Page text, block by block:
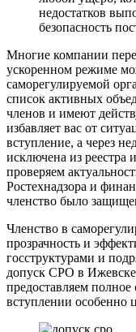
недостатков
безопасность
Многие компании
ускоренном режиме
саморегулируемой
список активных
членов и имеют
избавляет вас от
вступление, а через
исключена из реестра
проверяем
Ростехнадзора и
членство было
Членство в
прозрачность и
госструктурами и
допуск СРО в
предоставляем
вступлении особенно